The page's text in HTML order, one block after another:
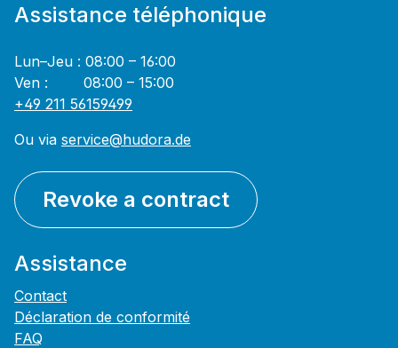
Assistance téléphonique
Lun–Jeu : 08:00 – 16:00
Ven : 08:00 – 15:00
+49 211 56159499
Ou via service@hudora.de
Revoke a contract
Assistance
Contact
Déclaration de conformité
FAQ